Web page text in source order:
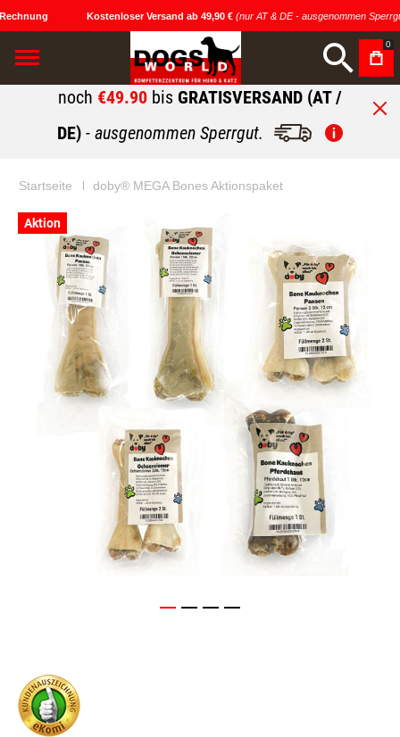
Kostenloser Versand ab 49,90 €(nur AT & DE - ausgenommen
0
noch €49.90 bis GRATISVERSAND (AT /
DE) - ausgenommen Sperrgut.
Startseite doby® MEGA Bones Aktionspaket
Zum
Ende
Bildgalerie
springen
Zum
Anfang
Bildgalerie
springen
Aktion